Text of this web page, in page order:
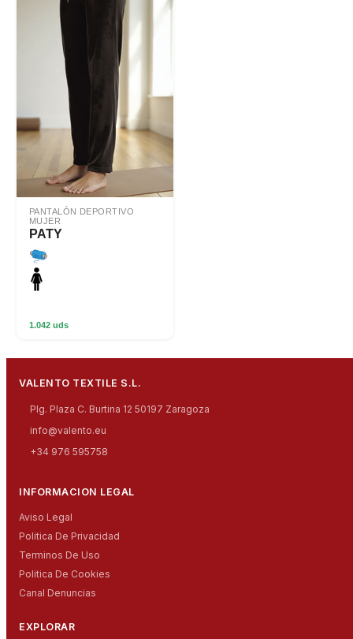
PANTALÓN DEPORTIVO
MUJER
PATY
1.042 uds
VALENTO TEXTILE S.L.
Plg. Plaza C. Burtina 12 50197 Zaragoza
info@valento.eu
+34 976 595758
INFORMACION LEGAL
Aviso Legal
Politica De Privacidad
Terminos De Uso
Politica De Cookies
Canal Denuncias
EXPLORAR